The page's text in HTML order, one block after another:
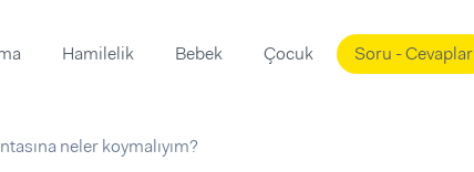
Hamilelik Bebek Çocuk Soru - Cevaplar
neler koymalıyım?